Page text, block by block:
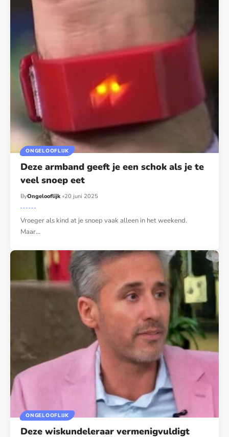
ONGELOOFLIJK
Deze armband geeft je een schok als je te
veel snoep eet
ByOngelooflijk 20 juni 2025
Vroeger als kind at je snoep vaak alleen in het weekend.
Maar…
ONGELOOFLIJK
Deze wiskundeleraar vermenigvuldigt